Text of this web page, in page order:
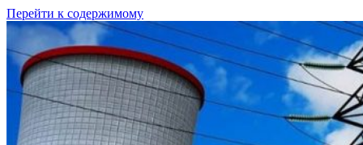
Перейти к содержимому